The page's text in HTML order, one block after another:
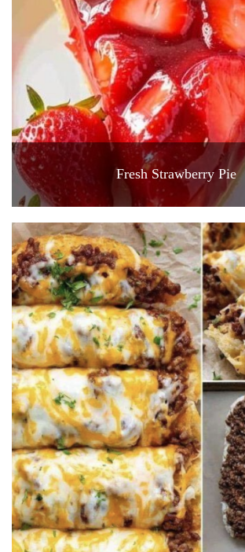
Fresh Strawberry Pie